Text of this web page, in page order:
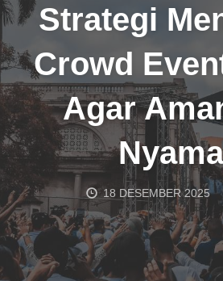
Strategi
Crowd
Agar
18 DESEMBER 2025